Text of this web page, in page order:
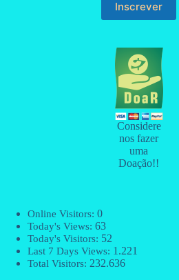
Considere
nos fazer
uma
Doação!!
Online Visitors: 0
Today's Views: 63
Today's Visitors: 52
Last 7 Days Views: 1.221
Total Visitors: 232.636